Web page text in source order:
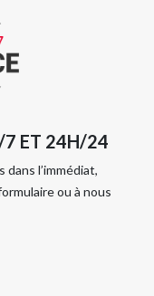
7 ET 24H/24
dans l’immédiat,
ou à nous